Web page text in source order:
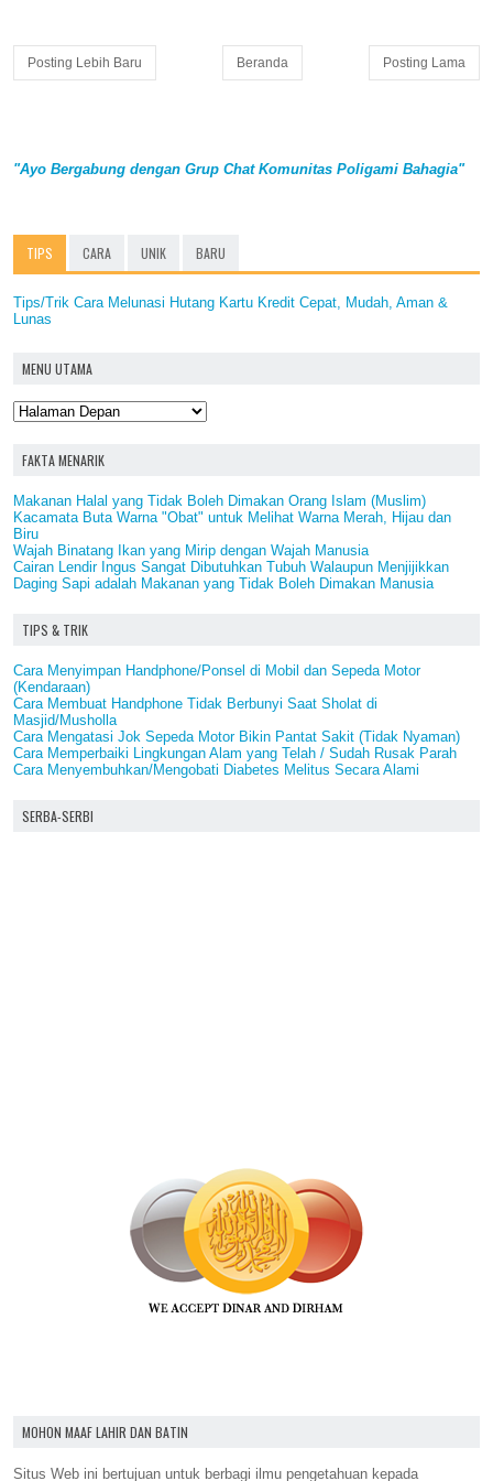
Posting Lebih Baru Posting Lama
Beranda
"Ayo Bergabung dengan Grup Chat Komunitas Poligami Bahagia"
TIPS CARA UNIK BARU
Tips/Trik Cara Melunasi Hutang Kartu Kredit Cepat, Mudah, Aman &
Lunas
MENU UTAMA
FAKTA MENARIK
Makanan Halal yang Tidak Boleh Dimakan Orang Islam (Muslim)
Kacamata Buta Warna "Obat" untuk Melihat Warna Merah, Hijau dan
Biru
Wajah Binatang Ikan yang Mirip dengan Wajah Manusia
Cairan Lendir Ingus Sangat Dibutuhkan Tubuh Walaupun Menjijikkan
Daging Sapi adalah Makanan yang Tidak Boleh Dimakan Manusia
TIPS & TRIK
Cara Menyimpan Handphone/Ponsel di Mobil dan Sepeda Motor
(Kendaraan)
Cara Membuat Handphone Tidak Berbunyi Saat Sholat di
Masjid/Musholla
Cara Mengatasi Jok Sepeda Motor Bikin Pantat Sakit (Tidak Nyaman)
Cara Memperbaiki Lingkungan Alam yang Telah / Sudah Rusak Parah
Cara Menyembuhkan/Mengobati Diabetes Melitus Secara Alami
SERBA-SERBI
MOHON MAAF LAHIR DAN BATIN
Situs Web ini bertujuan untuk berbagi ilmu pengetahuan kepada